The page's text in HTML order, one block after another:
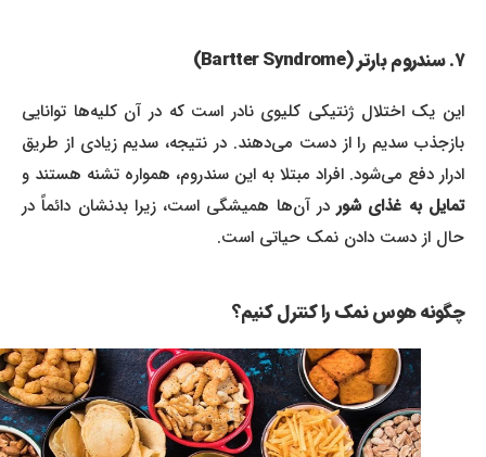
این یک اختلال ژنتیکی کلیوی نادر است که در آن کلیه‌ها توانایی
بازجذب سدیم را از دست می‌دهند. در نتیجه، سدیم زیادی از طریق
ادرار دفع می‌شود. افراد مبتلا به این سندروم، همواره تشنه هستند و
تمایل به غذای شوردر آن‌ها همیشگی است، زیرا بدنشان دائماً در
حال از دست دادن نمک حیاتی است.
چگونه هوس نمک را کنترل کنیم؟